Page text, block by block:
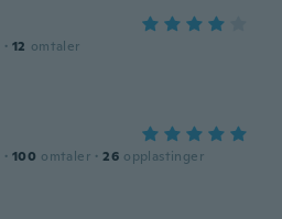
· 12 omtaler
· 100 omtaler · 26 opplastinger